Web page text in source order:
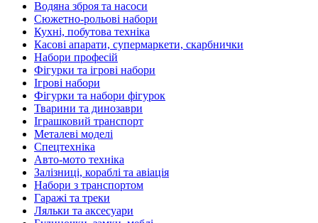
Водяна зброя та насоси
Сюжетно-рольові набори
Кухні, побутова техніка
Касові апарати, супермаркети, скарбнички
Набори професій
Фігурки та ігрові набори
Ігрові набори
Фігурки та набори фігурок
Тварини та динозаври
Іграшковий транспорт
Металеві моделі
Спецтехніка
Авто-мото техніка
Залізниці, кораблі та авіація
Набори з транспортом
Гаражі та треки
Ляльки та аксесуари